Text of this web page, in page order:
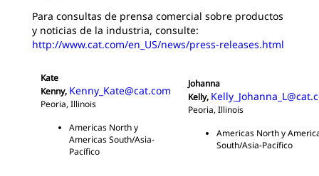
Para consultas de prensa comercial sobre productos
y noticias de la industria, consulte:
http://www.cat.com/en_US/news/press-releases.html
Kate
Kenny, Kenny_Kate@cat.com
Peoria, Illinois
Americas North y
Americas South/Asia-
Pacífico
Johanna
Kelly,
Peoria, Illinois
Americas North y
South/Asia-Pacífico